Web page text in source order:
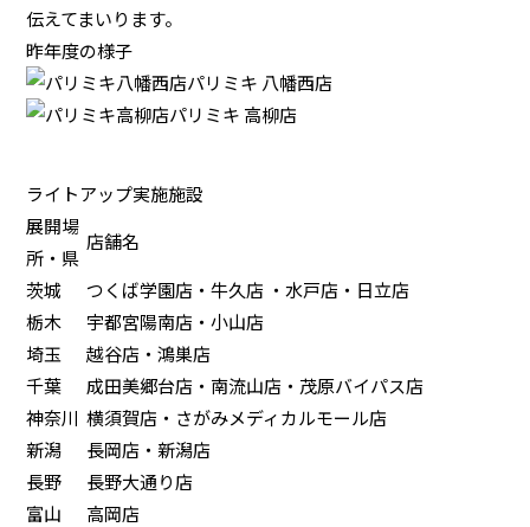
伝えてまいります。
昨年度の様子
パリミキ 八幡西店
パリミキ 高柳店
ライトアップ実施施設
展開場
所・県
店舗名
茨城
つくば学園店・牛久店 ・水戸店・日立店
栃木
宇都宮陽南店・小山店
埼玉
越谷店・鴻巣店
千葉
成田美郷台店・南流山店・茂原バイパス店
神奈川 横須賀店・さがみメディカルモール店
新潟
長岡店・新潟店
長野
長野大通り店
富山
高岡店